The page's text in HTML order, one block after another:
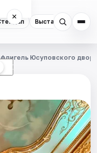
Выставки
×
☾
Юсуповского